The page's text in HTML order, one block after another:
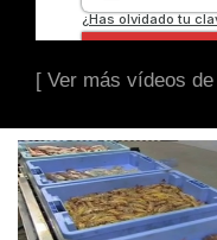
[ Ver más vídeos